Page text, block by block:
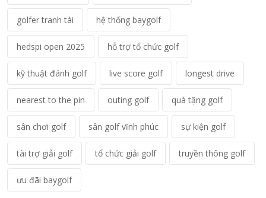
golfer tranh tài hệ thống baygolf
hedspi open 2025 hỗ trợ tổ chức golf
kỹ thuật đánh golf live score golf longest drive
nearest to the pin outing golf quà tặng golf
sân chơi golf sân golf vĩnh phúc sự kiện golf
tài trợ giải golf tổ chức giải golf truyền thông golf
ưu đãi baygolf